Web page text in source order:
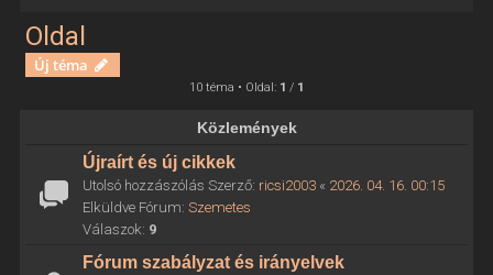
Oldal
Új téma
10 téma • Oldal: 1 / 1
Közlemények
Újraírt és új cikkek
Utolsó hozzászólás Szerző: ricsi2003« 2026. 04. 16. 00:15
Elküldve Fórum: Szemetes
Válaszok: 9
Fórum szabályzat és irányelvek